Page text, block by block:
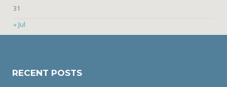
31
« Jul
RECENT POSTS